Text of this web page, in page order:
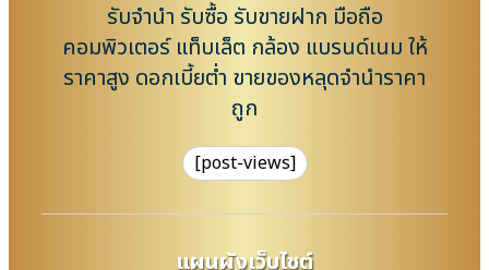
รับจำนำ รับซื้อ รับขายฝาก มือถือ
คอมพิวเตอร์ แท็บเล็ต กล้อง แบรนด์เนม ให้
ราคาสูง ดอกเบี้ยต่ำ ขายของหลุดจำนำราคา
ถูก
[post-views]
แผนผังเว็บไซต์